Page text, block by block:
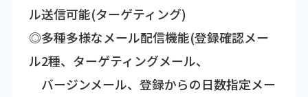
ル送信可能(ターゲティング)
◎多種多様なメール配信機能(登録確認メー
ル2種、ターゲティングメール、
バージンメール、登録からの日数指定メー